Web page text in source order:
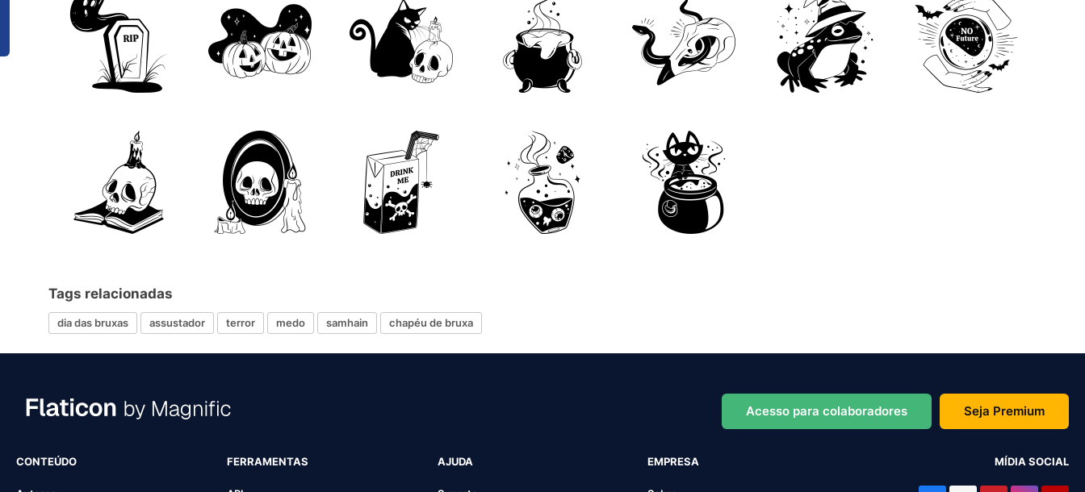
Tags relacionadas
dia das bruxas assustador terror medo samhain chapéu de bruxa
Acesso para colaboradores Seja Premium
CONTEÚDO FERRAMENTAS AJUDA EMPRESA MÍDIA SOCIAL